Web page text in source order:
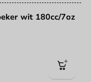
wit 180cc/7oz